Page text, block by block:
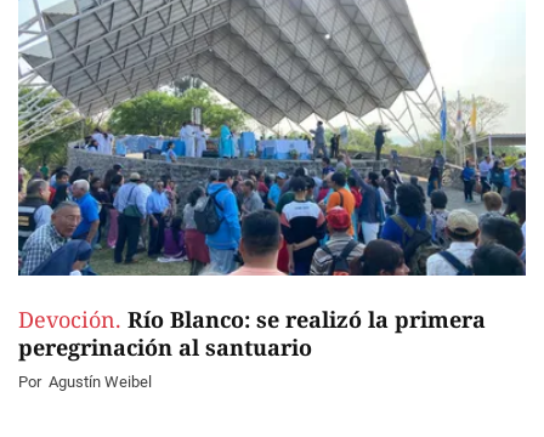
Devoción. Río Blanco: se realizó la primera
peregrinación al santuario
Por Agustín Weibel